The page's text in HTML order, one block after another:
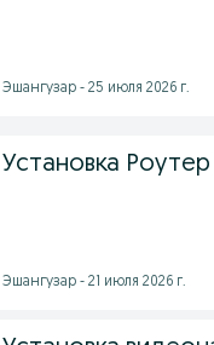
Эшангузар - 25 июля 2026 г.
Установка
Эшангузар - 21 июля 2026 г.